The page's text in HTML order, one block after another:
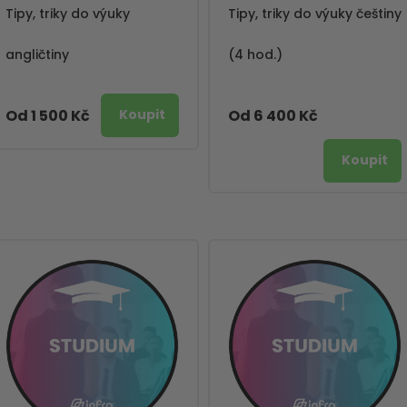
Tipy, triky do výuky
angličtiny
Od 1 500 Kč
Tipy, triky do výuky češtiny
(4 hod.)
Od 6 400 Kč